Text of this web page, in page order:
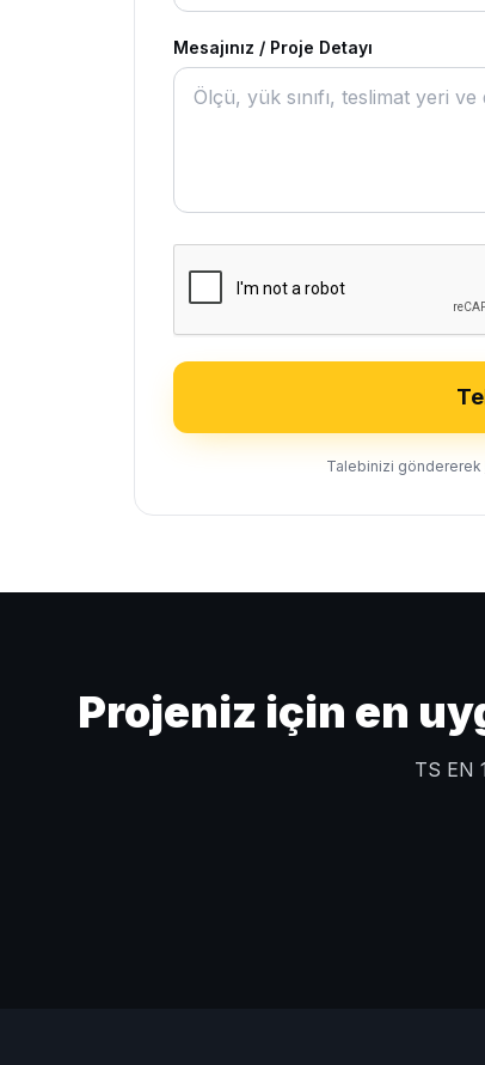
Mesajınız / Proje Detayı
Talebinizi göndererek
Projeniz için en
TS EN